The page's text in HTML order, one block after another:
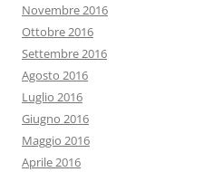
Novembre 2016
Ottobre 2016
Settembre 2016
Agosto 2016
Luglio 2016
Giugno 2016
Maggio 2016
Aprile 2016